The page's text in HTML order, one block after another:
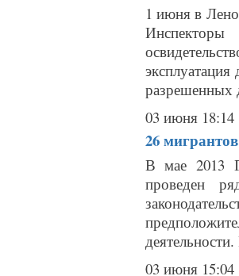
1 июня в
разрешенных
03 июня 18:14
26
В мае 2013
проведен
03 июня 15:04